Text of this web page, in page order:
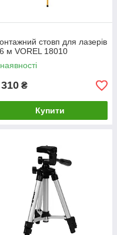
стовп для лазерів
м VOREL 18010
₴
Купити